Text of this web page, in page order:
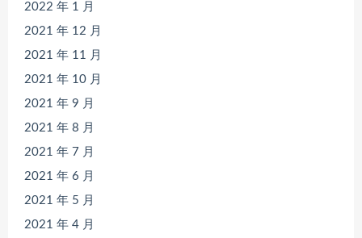
2022 年 1 月
2021 年 12 月
2021 年 11 月
2021 年 10 月
2021 年 9 月
2021 年 8 月
2021 年 7 月
2021 年 6 月
2021 年 5 月
2021 年 4 月